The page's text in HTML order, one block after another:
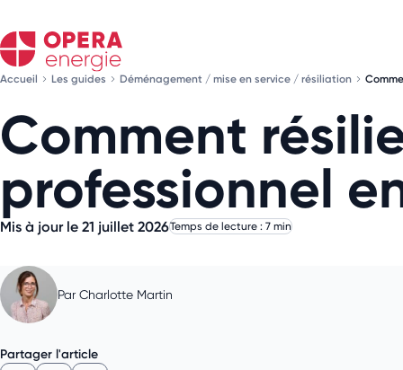
Accueil Les guides Déménagement / mise en service / résiliation
Comment
professionnel
Mis à jour le 21 juillet 2026Temps de lecture : 7 min
Par Charlotte Martin
Partager l'article